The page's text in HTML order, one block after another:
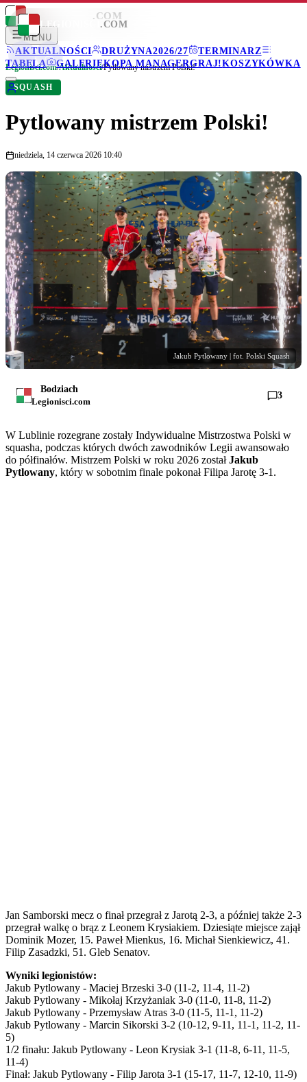
LEGIONISCI .COM
MENU
AKTUALNOŚCI
DRUŻYNA2026/27
TERMINARZ
TABELA
GALERIEKOPA MANAGERGRAJ!KOSZYKÓWKA
LEGIONISCI .COM
Legionisci.com/Aktualności/Pytlowany mistrzem Polski!
SQUASH
Pytlowany mistrzem Polski!
niedziela, 14 czerwca 2026 10:40
Jakub Pytlowany | fot. Polski Squash
Bodziach
Legionisci.com
3
W Lublinie rozegrane zostały Indywidualne Mistrzostwa Polski w
squasha, podczas których dwóch zawodników Legii awansowało
do półfinałów. Mistrzem Polski w roku 2026 zostałJakub
Pytlowany, który w sobotnim finale pokonał Filipa Jarotę 3-1.
Jan Samborski mecz o finał przegrał z Jarotą 2-3, a później także 2-3
przegrał walkę o brąz z Leonem Krysiakiem. Dziesiąte miejsce zajął
Dominik Mozer, 15. Paweł Mienkus, 16. Michał Sienkiewicz, 41.
Filip Zasadzki, 51. Gleb Senatov.
Wyniki legionistów:
Jakub Pytlowany - Maciej Brzeski 3-0 (11-2, 11-4, 11-2)
Jakub Pytlowany - Mikołaj Krzyżaniak 3-0 (11-0, 11-8, 11-2)
Jakub Pytlowany - Przemysław Atras 3-0 (11-5, 11-1, 11-2)
Jakub Pytlowany - Marcin Sikorski 3-2 (10-12, 9-11, 11-1, 11-2, 11-
5)
1/2 finału: Jakub Pytlowany - Leon Krysiak 3-1 (11-8, 6-11, 11-5,
11-4)
Finał: Jakub Pytlowany - Filip Jarota 3-1 (15-17, 11-7, 12-10, 11-9)